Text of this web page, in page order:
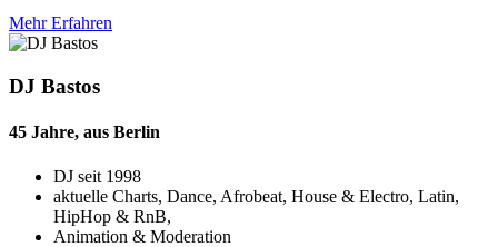
Mehr Erfahren
DJ Bastos
45 Jahre, aus Berlin
DJ seit 1998
aktuelle Charts, Dance, Afrobeat, House & Electro, Latin,
HipHop & RnB,
Animation & Moderation